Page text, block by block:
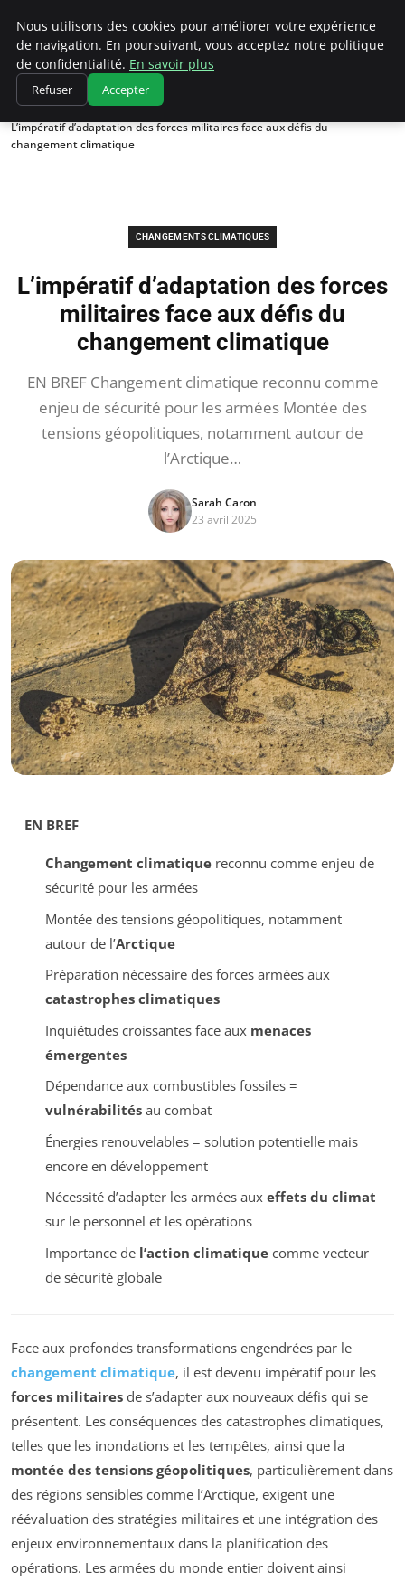
Climatedebtagents
Accueil
Changements climatiques
L’impératif d’adaptation des forces militaires face aux défis du
changement climatique
CHANGEMENTS CLIMATIQUES
L’impératif d’adaptation des forces
militaires face aux défis du
changement climatique
EN BREF Changement climatique reconnu comme
enjeu de sécurité pour les armées Montée des
tensions géopolitiques, notamment autour de
l’Arctique…
Sarah Caron
23 avril 2025
EN BREF
Changement climatiquereconnu comme enjeu de
sécurité pour les armées
Montée des tensions géopolitiques, notamment
autour de l’Arctique
Préparation nécessaire des forces armées aux
catastrophes climatiques
Inquiétudes croissantes face aux menaces
émergentes
Dépendance aux combustibles fossiles =
vulnérabilitésau combat
Énergies renouvelables = solution potentielle mais
encore en développement
Nécessité d’adapter les armées aux effets du climat
sur le personnel et les opérations
Importance de l’action climatiquecomme vecteur
de sécurité globale
Face aux profondes transformations engendrées par le
changement climatique, il est devenu impératif pour les
forces militaires de s’adapter aux nouveaux défis qui se
présentent. Les conséquences des catastrophes climatiques,
telles que les inondations et les tempêtes, ainsi que la
montée des tensions géopolitiques, particulièrement dans
des régions sensibles comme l’Arctique, exigent une
réévaluation des stratégies militaires et une intégration des
enjeux environnementaux dans la planification des
opérations. Les armées du monde entier doivent ainsi
Nous utilisons des cookies pour améliorer votre expérience
de navigation. En poursuivant, vous acceptez notre politique
de confidentialité. En savoir plus
Refuser Accepter